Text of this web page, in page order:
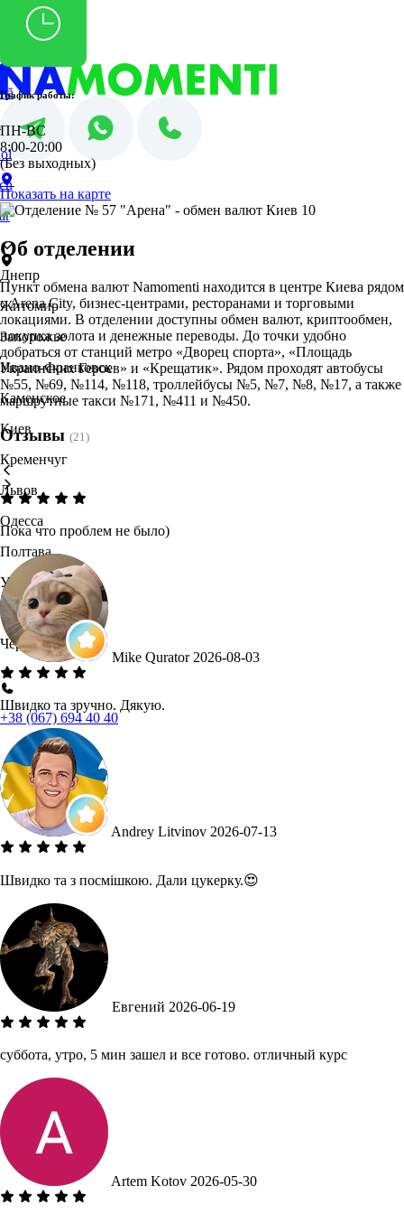
HU
Днепр
Житомир
Запорожье
Ивано-Франковск
Каменское
Киев
Кременчуг
Львов
Одесса
Полтава
Ужгород
Хмельницкий
Черновцы
+38 (067) 694 40 40
График работы:
ПН-ВС
8:00-20:00
(Без выходных)
Показать на карте
Об отделении
Пункт обмена валют Namomenti находится в центре Киева рядом
с Arena City, бизнес-центрами, ресторанами и торговыми
локациями. В отделении доступны обмен валют, криптообмен,
покупка золота и денежные переводы. До точки удобно
добраться от станций метро «Дворец спорта», «Площадь
Украинских Героев» и «Крещатик». Рядом проходят автобусы
№55, №69, №114, №118, троллейбусы №5, №7, №8, №17, а также
маршрутные такси №171, №411 и №450.
Отзывы (21)
Пока что проблем не было)
Mike Qurator 2026-08-03
Швидко та зручно. Дякую.
Andrey Litvinov 2026-07-13
Швидко та з посмішкою. Дали цукерку.😍
Евгений 2026-06-19
суббота, утро, 5 мин зашел и все готово. отличный курс
Artem Kotov 2026-05-30